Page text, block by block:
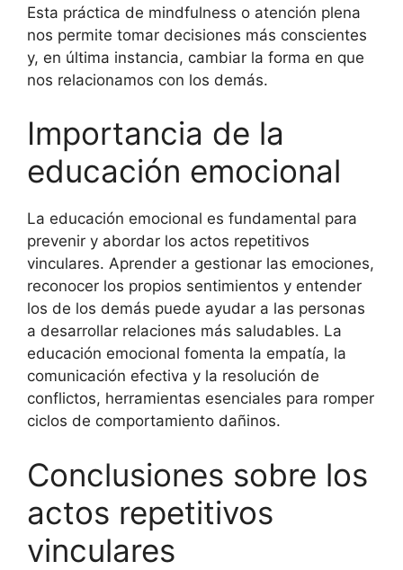
Esta práctica de mindfulness o atención plena
nos permite tomar decisiones más conscientes
y, en última instancia, cambiar la forma en que
nos relacionamos con los demás.
Importancia de la
educación emocional
La educación emocional es fundamental para
prevenir y abordar los actos repetitivos
vinculares. Aprender a gestionar las emociones,
reconocer los propios sentimientos y entender
los de los demás puede ayudar a las personas
a desarrollar relaciones más saludables. La
educación emocional fomenta la empatía, la
comunicación efectiva y la resolución de
conflictos, herramientas esenciales para romper
ciclos de comportamiento dañinos.
Conclusiones sobre los
actos repetitivos
vinculares